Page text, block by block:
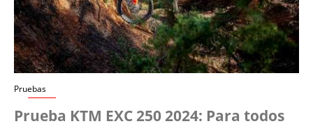
Pruebas
Prueba KTM EXC 250 2024: Para todos